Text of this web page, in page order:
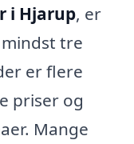
i Hjarup, er
tre
er flere
priser og
Mange